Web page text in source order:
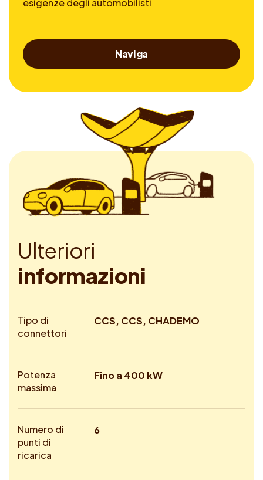
Naviga
Ulteriori
informazioni
Tipo di
connettori
CCS, CCS, CHADEMO
Potenza
massima
Fino a 400 kW
Numero di
punti di
ricarica
6